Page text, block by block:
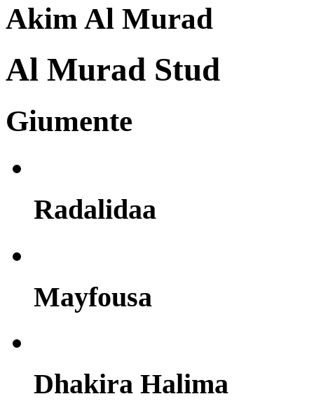
Akim Al Murad
Al Murad Stud
Giumente
Radalidaa
Mayfousa
Dhakira Halima